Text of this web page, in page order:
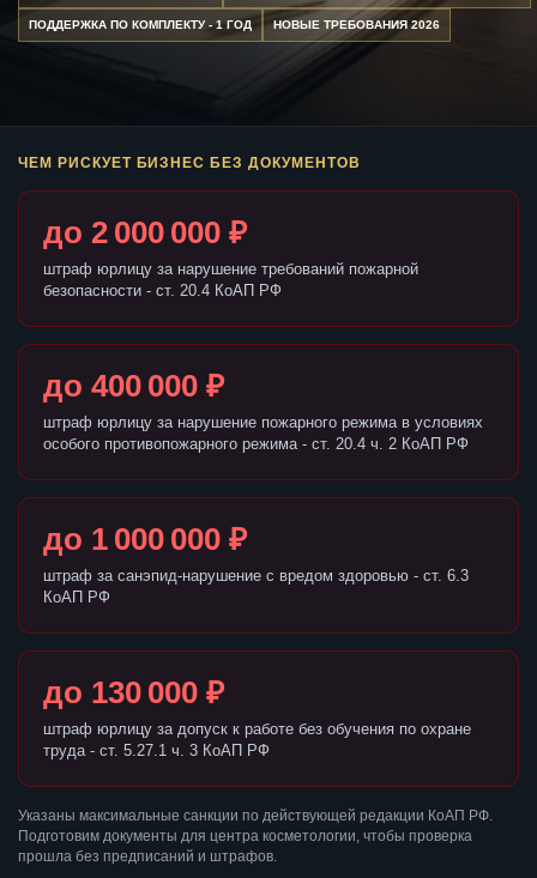
ПОДДЕРЖКА ПО КОМПЛЕКТУ - 1 ГОД НОВЫЕ ТРЕБОВАНИЯ 2026
ЧЕМ РИСКУЕТ БИЗНЕС БЕЗ ДОКУМЕНТОВ
до 2 000 000 ₽
штраф юрлицу за нарушение требований пожарной
безопасности - ст. 20.4 КоАП РФ
до 400 000 ₽
штраф юрлицу за нарушение пожарного режима в условиях
особого противопожарного режима - ст. 20.4 ч. 2 КоАП РФ
до 1 000 000 ₽
штраф за санэпид-нарушение с вредом здоровью - ст. 6.3
КоАП РФ
до 130 000 ₽
штраф юрлицу за допуск к работе без обучения по охране
труда - ст. 5.27.1 ч. 3 КоАП РФ
Указаны максимальные санкции по действующей редакции КоАП РФ.
Подготовим документы для центра косметологии, чтобы проверка
прошла без предписаний и штрафов.